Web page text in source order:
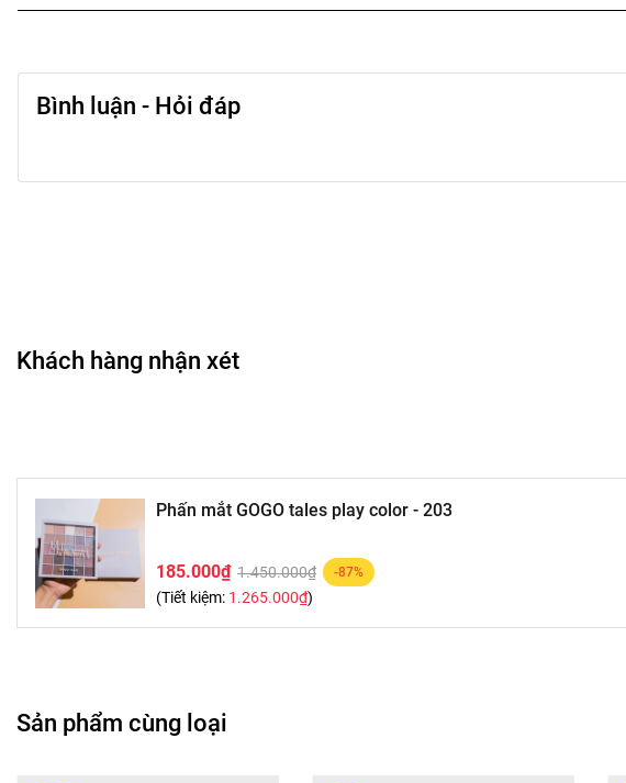
Bình luận - Hỏi đáp
Khách hàng nhận xét
Phấn mắt GOGO tales play color - 203
185.000₫ 1.450.000₫ -87%
(Tiết kiệm: 1.265.000₫)
Sản phẩm cùng loại